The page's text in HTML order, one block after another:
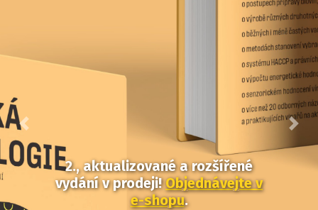
2., aktualizované a rozšířené
vydání v prodeji!Objednávejte v
e-shopu.
Předchozí Další